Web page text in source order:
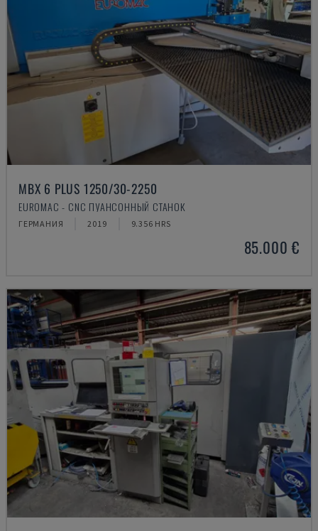
MBX 6 PLUS 1250/30-2250
EUROMAC - CNC ПУАНСОННЫЙ СТАНОК
ГЕРМАНИЯ 2019 9.356 HRS
85.000 €